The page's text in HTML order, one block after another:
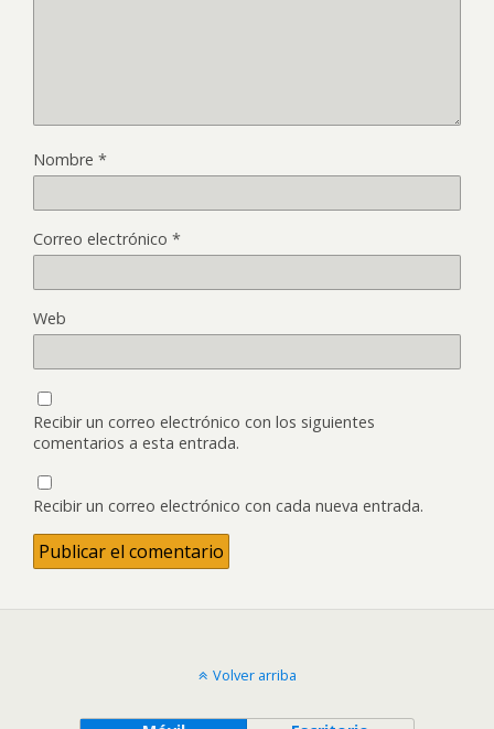
Nombre *
Correo electrónico *
Web
Recibir un correo electrónico con los siguientes
comentarios a esta entrada.
Recibir un correo electrónico con cada nueva entrada.
Volver arriba